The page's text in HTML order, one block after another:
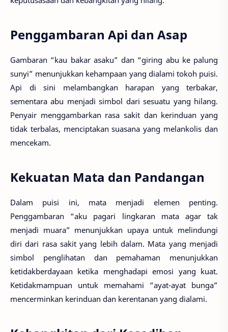
Penggambaran Api dan Asap
Gambaran “kau bakar asaku” dan “giring abu ke palung
sunyi” menunjukkan kehampaan yang dialami tokoh puisi.
Api di sini melambangkan harapan yang terbakar,
sementara abu menjadi simbol dari sesuatu yang hilang.
Penyair menggambarkan rasa sakit dan kerinduan yang
tidak terbalas, menciptakan suasana yang melankolis dan
mencekam.
Kekuatan Mata dan Pandangan
Dalam puisi ini, mata menjadi elemen penting.
Penggambaran “aku pagari lingkaran mata agar tak
menjadi muara” menunjukkan upaya untuk melindungi
diri dari rasa sakit yang lebih dalam. Mata yang menjadi
simbol penglihatan dan pemahaman menunjukkan
ketidakberdayaan ketika menghadapi emosi yang kuat.
Ketidakmampuan untuk memahami “ayat-ayat bunga”
mencerminkan kerinduan dan kerentanan yang dialami.